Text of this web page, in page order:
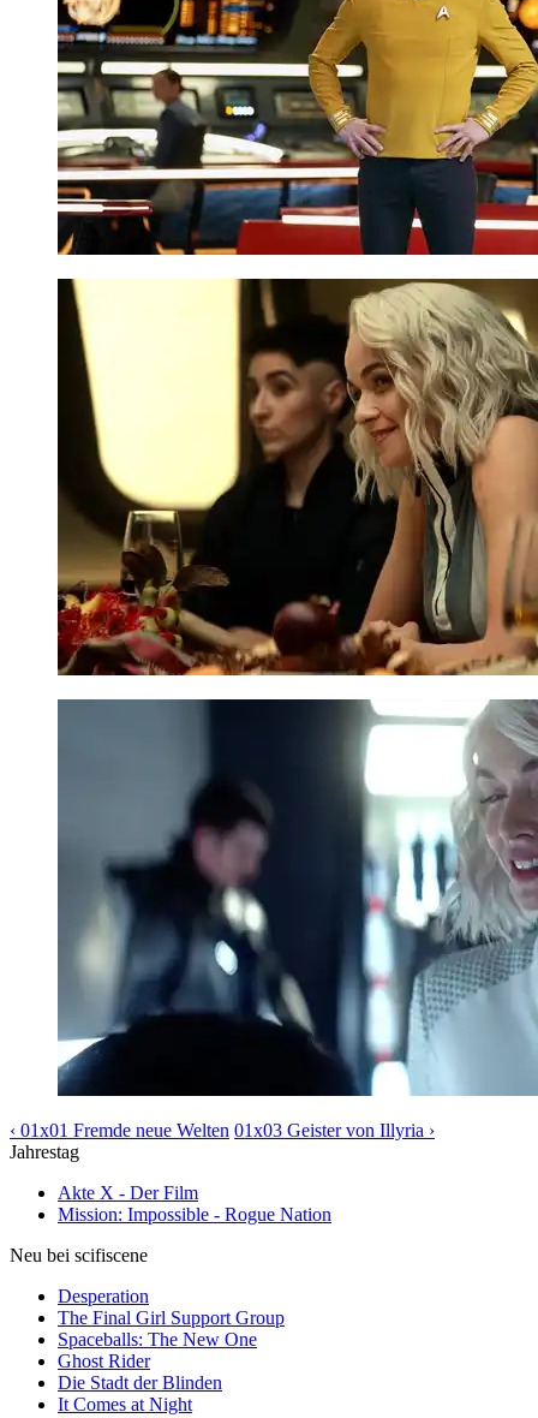
‹ 01x01 Fremde neue Welten 01x03 Geister von Illyria ›
Jahrestag
Akte X - Der Film
Mission: Impossible - Rogue Nation
Neu bei scifiscene
Desperation
The Final Girl Support Group
Spaceballs: The New One
Ghost Rider
Die Stadt der Blinden
It Comes at Night